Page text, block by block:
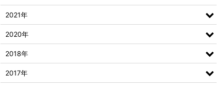
2021年
2020年
2018年
2017年